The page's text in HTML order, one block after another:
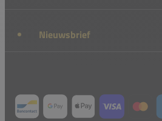
Nieuwsbrief